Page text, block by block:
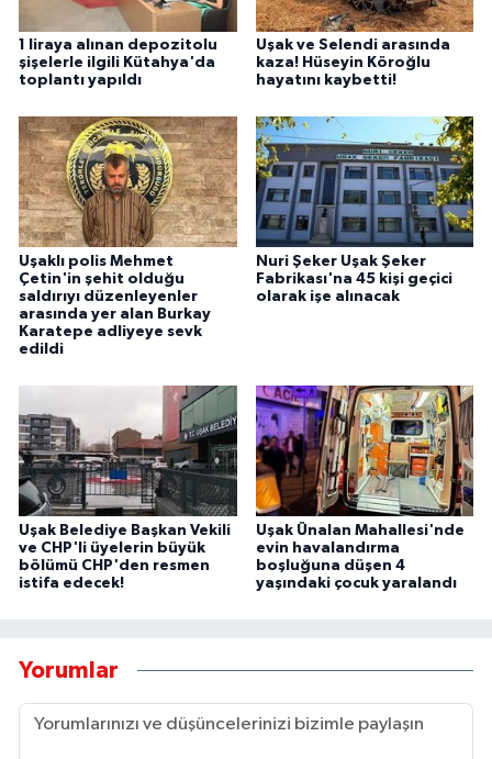
1 liraya alınan depozitolu
şişelerle ilgili Kütahya'da
toplantı yapıldı
Uşak ve Selendi arasında
kaza! Hüseyin Köroğlu
hayatını kaybetti!
Uşaklı polis Mehmet
Çetin'in şehit olduğu
saldırıyı düzenleyenler
arasında yer alan Burkay
Karatepe adliyeye sevk
edildi
Nuri Şeker Uşak Şeker
Fabrikası'na 45 kişi geçici
olarak işe alınacak
Uşak Belediye Başkan Vekili
ve CHP'li üyelerin büyük
bölümü CHP'den resmen
istifa edecek!
Uşak Ünalan Mahallesi'nde
evin havalandırma
boşluğuna düşen 4
yaşındaki çocuk yaralandı
Yorumlar